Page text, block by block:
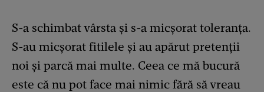
S-a schimbat vârsta și s-a micșorat toleranța.
S-au micșorat fitilele și au apărut pretenții
noi și parcă mai multe. Ceea ce mă bucură
este că nu pot face mai nimic fără să vreau